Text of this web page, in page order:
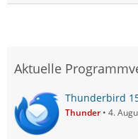
Aktuelle
Thunderbird
Thunder 4.